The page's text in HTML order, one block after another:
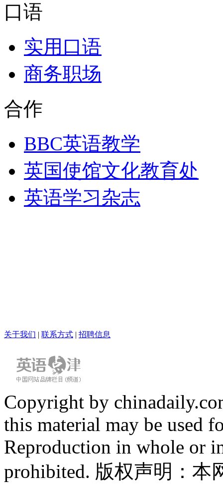
口语
实用口语
商务职场
合作
BBC英语教学
英国使馆文化教育处
英语学习杂志
关于我们 | 联系方式 | 招聘信息
Copyright by
this material may be used
Reproduction in whole or
prohibited. 版权声明：